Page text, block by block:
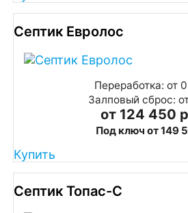
Септик Евролос
Переработка: от
Залповый сброс:
от 124 450
Под ключ от 149
Купить
Септик Топас-С